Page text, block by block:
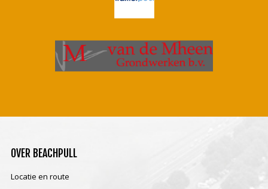
OVER BEACHPULL
Locatie en route